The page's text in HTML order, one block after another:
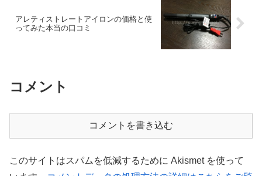
アレティストレートアイロンの価格と使
ってみた本当の口コミ
コメント
コメントを書き込む
このサイトはスパムを低減するために Akismet を使って